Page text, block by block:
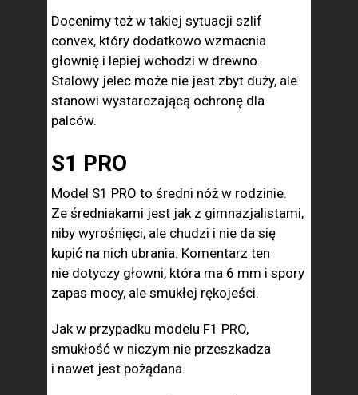
Docenimy też w takiej sytuacji szlif
convex, który dodatkowo wzmacnia
głownię i lepiej wchodzi w drewno.
Stalowy jelec może nie jest zbyt duży, ale
stanowi wystarczającą ochronę dla
palców.
S1 PRO
Model S1 PRO to średni nóż w rodzinie.
Ze średniakami jest jak z gimnazjalistami,
niby wyrośnięci, ale chudzi i nie da się
kupić na nich ubrania. Komentarz ten
nie dotyczy głowni, która ma 6 mm i spory
zapas mocy, ale smukłej rękojeści.
Jak w przypadku modelu F1 PRO,
smukłość w niczym nie przeszkadza
i nawet jest pożądana.